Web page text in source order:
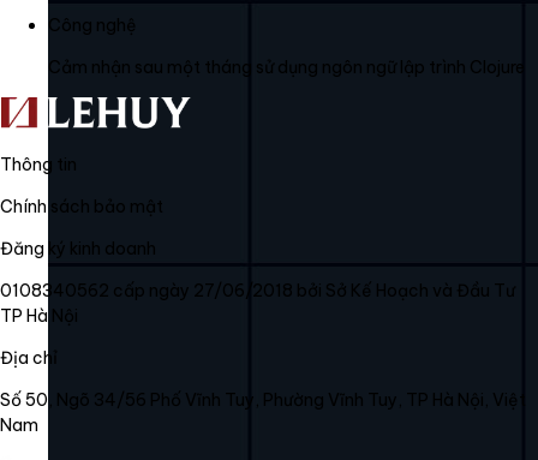
Công nghệ
Cảm nhận sau một tháng sử dụng ngôn ngữ lập trình Clojure
Thông tin
Chính sách bảo mật
Đăng ký kinh doanh
0108340562 cấp ngày 27/06/2018 bởi Sở Kế Hoạch và Đầu Tư
TP Hà Nội
Địa chỉ
Số 50, Ngõ 34/56 Phố Vĩnh Tuy, Phường Vĩnh Tuy, TP Hà Nội, Việt
Nam